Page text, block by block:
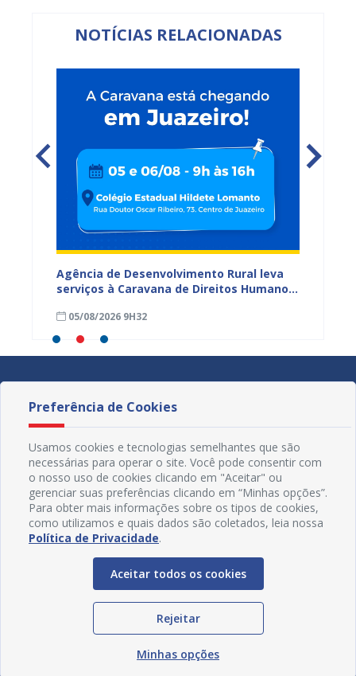
NOTÍCIAS RELACIONADAS
Agência de Desenvolvimento Rural leva
serviços à Caravana de Direitos Humanos
05/08/2026 9H32
Redes Sociais
Preferência de Cookies
Usamos cookies e tecnologias semelhantes que são
necessárias para operar o site. Você pode consentir com
o nosso uso de cookies clicando em "Aceitar" ou
gerenciar suas preferências clicando em “Minhas opções”.
Para obter mais informações sobre os tipos de cookies,
como utilizamos e quais dados são coletados, leia nossa
Política de Privacidade.
Aceitar todos os cookies
Rejeitar
Minhas opções